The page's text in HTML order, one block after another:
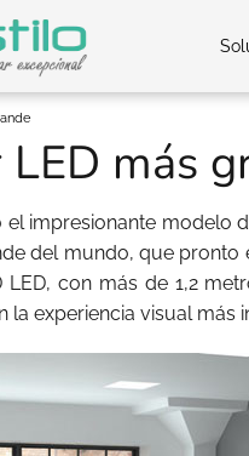
más
el impresionante modelo
del mundo, que pronto
LED, con más de 1,2
la experiencia visual más